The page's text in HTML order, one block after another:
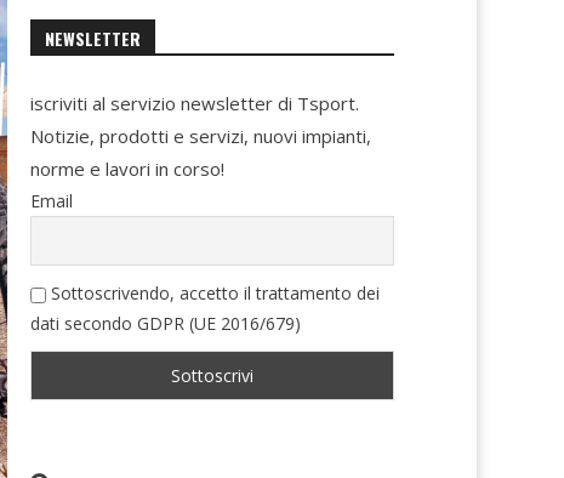
NEWSLETTER
iscriviti al servizio newsletter di Tsport.
Notizie, prodotti e servizi, nuovi impianti,
norme e lavori in corso!
Email
Sottoscrivendo, accetto il trattamento dei
dati secondo GDPR (UE 2016/679)